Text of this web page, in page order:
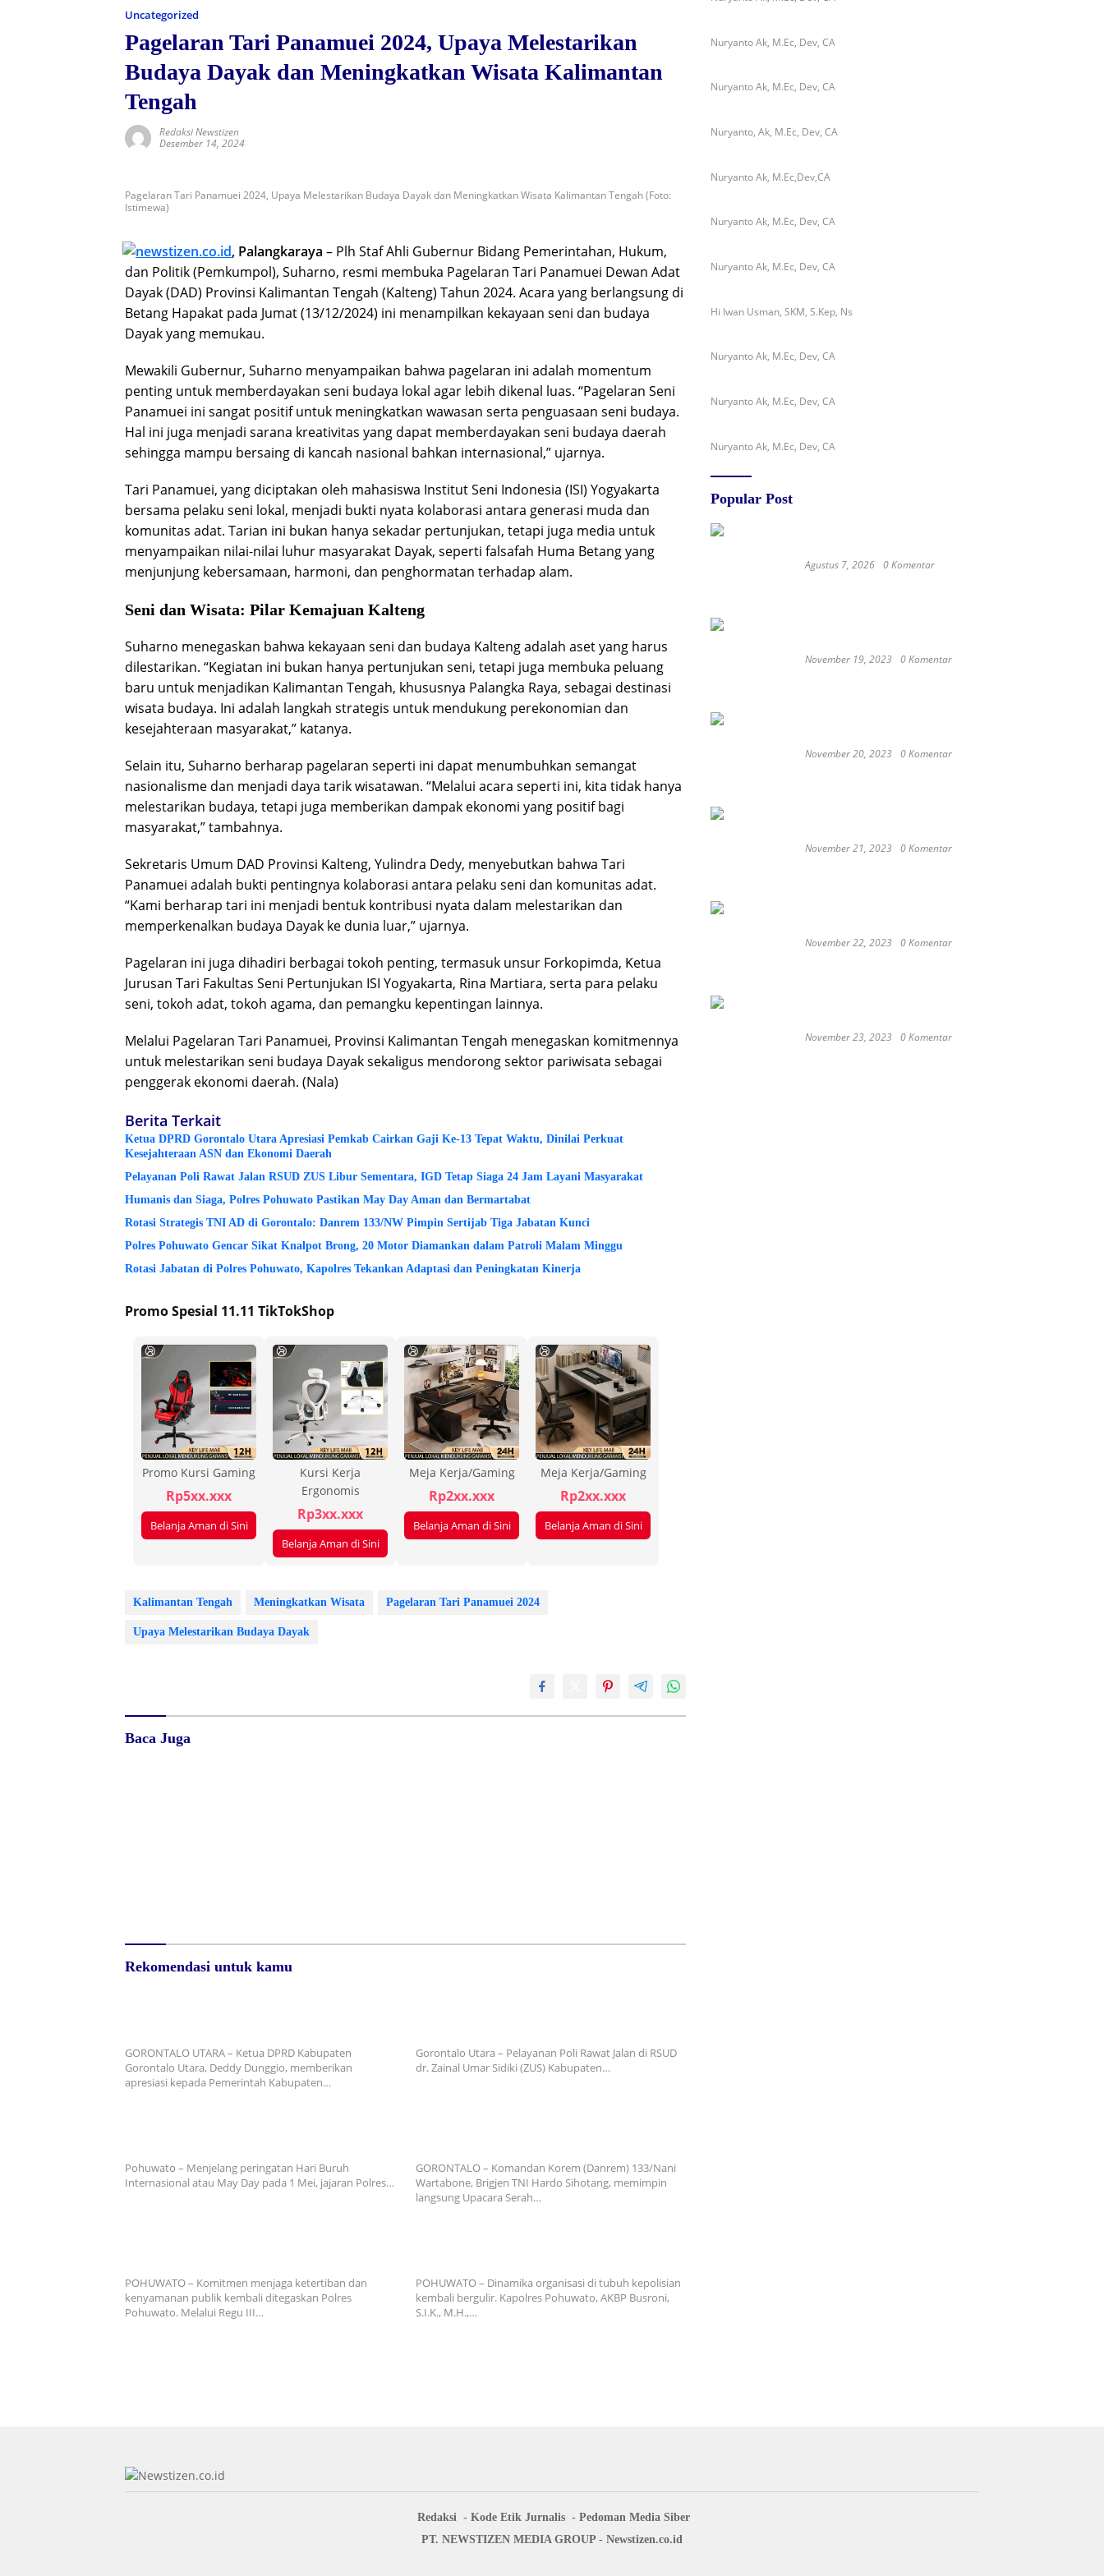
Uncategorized
Pagelaran Tari Panamuei 2024, Upaya Melestarikan
Budaya Dayak dan Meningkatkan Wisata Kalimantan
Tengah
Redaksi Newstizen
Desember 14, 2024
Pagelaran Tari Panamuei 2024, Upaya Melestarikan Budaya Dayak dan Meningkatkan Wisata Kalimantan Tengah (Foto:
Istimewa)
, Palangkaraya – Plh Staf Ahli Gubernur Bidang Pemerintahan, Hukum,
dan Politik (Pemkumpol), Suharno, resmi membuka Pagelaran Tari Panamuei Dewan Adat
Dayak (DAD) Provinsi Kalimantan Tengah (Kalteng) Tahun 2024. Acara yang berlangsung di
Betang Hapakat pada Jumat (13/12/2024) ini menampilkan kekayaan seni dan budaya
Dayak yang memukau.
Mewakili Gubernur, Suharno menyampaikan bahwa pagelaran ini adalah momentum
penting untuk memberdayakan seni budaya lokal agar lebih dikenal luas. “Pagelaran Seni
Panamuei ini sangat positif untuk meningkatkan wawasan serta penguasaan seni budaya.
Hal ini juga menjadi sarana kreativitas yang dapat memberdayakan seni budaya daerah
sehingga mampu bersaing di kancah nasional bahkan internasional,” ujarnya.
Tari Panamuei, yang diciptakan oleh mahasiswa Institut Seni Indonesia (ISI) Yogyakarta
bersama pelaku seni lokal, menjadi bukti nyata kolaborasi antara generasi muda dan
komunitas adat. Tarian ini bukan hanya sekadar pertunjukan, tetapi juga media untuk
menyampaikan nilai-nilai luhur masyarakat Dayak, seperti falsafah Huma Betang yang
menjunjung kebersamaan, harmoni, dan penghormatan terhadap alam.
Seni dan Wisata: Pilar Kemajuan Kalteng
Suharno menegaskan bahwa kekayaan seni dan budaya Kalteng adalah aset yang harus
dilestarikan. “Kegiatan ini bukan hanya pertunjukan seni, tetapi juga membuka peluang
baru untuk menjadikan Kalimantan Tengah, khususnya Palangka Raya, sebagai destinasi
wisata budaya. Ini adalah langkah strategis untuk mendukung perekonomian dan
kesejahteraan masyarakat,” katanya.
Selain itu, Suharno berharap pagelaran seperti ini dapat menumbuhkan semangat
nasionalisme dan menjadi daya tarik wisatawan. “Melalui acara seperti ini, kita tidak hanya
melestarikan budaya, tetapi juga memberikan dampak ekonomi yang positif bagi
masyarakat,” tambahnya.
Sekretaris Umum DAD Provinsi Kalteng, Yulindra Dedy, menyebutkan bahwa Tari
Panamuei adalah bukti pentingnya kolaborasi antara pelaku seni dan komunitas adat.
“Kami berharap tari ini menjadi bentuk kontribusi nyata dalam melestarikan dan
memperkenalkan budaya Dayak ke dunia luar,” ujarnya.
Pagelaran ini juga dihadiri berbagai tokoh penting, termasuk unsur Forkopimda, Ketua
Jurusan Tari Fakultas Seni Pertunjukan ISI Yogyakarta, Rina Martiara, serta para pelaku
seni, tokoh adat, tokoh agama, dan pemangku kepentingan lainnya.
Melalui Pagelaran Tari Panamuei, Provinsi Kalimantan Tengah menegaskan komitmennya
untuk melestarikan seni budaya Dayak sekaligus mendorong sektor pariwisata sebagai
penggerak ekonomi daerah. (Nala)
Berita Terkait
Ketua DPRD Gorontalo Utara Apresiasi Pemkab Cairkan Gaji Ke-13 Tepat Waktu, Dinilai Perkuat
Kesejahteraan ASN dan Ekonomi Daerah
Pelayanan Poli Rawat Jalan RSUD ZUS Libur Sementara, IGD Tetap Siaga 24 Jam Layani Masyarakat
Humanis dan Siaga, Polres Pohuwato Pastikan May Day Aman dan Bermartabat
Rotasi Strategis TNI AD di Gorontalo: Danrem 133/NW Pimpin Sertijab Tiga Jabatan Kunci
Polres Pohuwato Gencar Sikat Knalpot Brong, 20 Motor Diamankan dalam Patroli Malam Minggu
Rotasi Jabatan di Polres Pohuwato, Kapolres Tekankan Adaptasi dan Peningkatan Kinerja
Promo Spesial 11.11 TikTokShop
Promo Kursi Gaming
Rp5xx.xxx
Belanja Aman di Sini
Kursi Kerja
Ergonomis
Rp3xx.xxx
Belanja Aman di Sini
Meja Kerja/Gaming
Rp2xx.xxx
Belanja Aman di Sini
Meja Kerja/Gaming
Rp2xx.xxx
Belanja Aman di Sini
Kalimantan Tengah Meningkatkan Wisata Pagelaran Tari Panamuei 2024
Upaya Melestarikan Budaya Dayak
Baca Juga
Rekomendasi untuk kamu
GORONTALO UTARA – Ketua DPRD Kabupaten
Gorontalo Utara, Deddy Dunggio, memberikan
apresiasi kepada Pemerintah Kabupaten…
Gorontalo Utara – Pelayanan Poli Rawat Jalan di RSUD
dr. Zainal Umar Sidiki (ZUS) Kabupaten…
Pohuwato – Menjelang peringatan Hari Buruh
Internasional atau May Day pada 1 Mei, jajaran Polres…
GORONTALO – Komandan Korem (Danrem) 133/Nani
Wartabone, Brigjen TNI Hardo Sihotang, memimpin
langsung Upacara Serah…
POHUWATO – Komitmen menjaga ketertiban dan
kenyamanan publik kembali ditegaskan Polres
Pohuwato. Melalui Regu III…
POHUWATO – Dinamika organisasi di tubuh kepolisian
kembali bergulir. Kapolres Pohuwato, AKBP Busroni,
S.I.K., M.H.,…
Nuryanto Ak, M.Ec, Dev, CA
Nuryanto Ak, M.Ec, Dev, CA
Nuryanto, Ak, M.Ec, Dev, CA
Nuryanto Ak, M.Ec,Dev,CA
Nuryanto Ak, M.Ec, Dev, CA
Nuryanto Ak, M.Ec, Dev, CA
Hi Iwan Usman, SKM, S.Kep, Ns
Nuryanto Ak, M.Ec, Dev, CA
Nuryanto Ak, M.Ec, Dev, CA
Nuryanto Ak, M.Ec, Dev, CA
Popular Post
Agustus 7, 2026 0 Komentar
November 19, 2023 0 Komentar
November 20, 2023 0 Komentar
November 21, 2023 0 Komentar
November 22, 2023 0 Komentar
November 23, 2023 0 Komentar
Redaksi Kode Etik Jurnalis
Pedoman Media Siber
PT. NEWSTIZEN MEDIA GROUP - Newstizen.co.id